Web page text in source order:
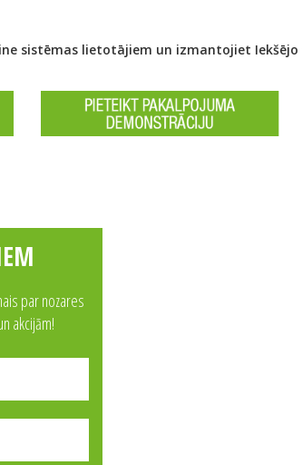
sistēmas lietotājiem un izmantojiet
par nozares
akcijām!